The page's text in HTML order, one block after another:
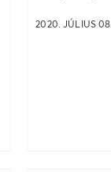
2020. JÚLIUS 08.